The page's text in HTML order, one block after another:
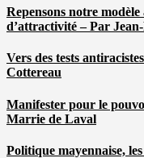
Repensons notre
d’attractivité – Par
Vers des tests
Cottereau
Manifester pour le
Marrie de Laval
Politique mayennaise,